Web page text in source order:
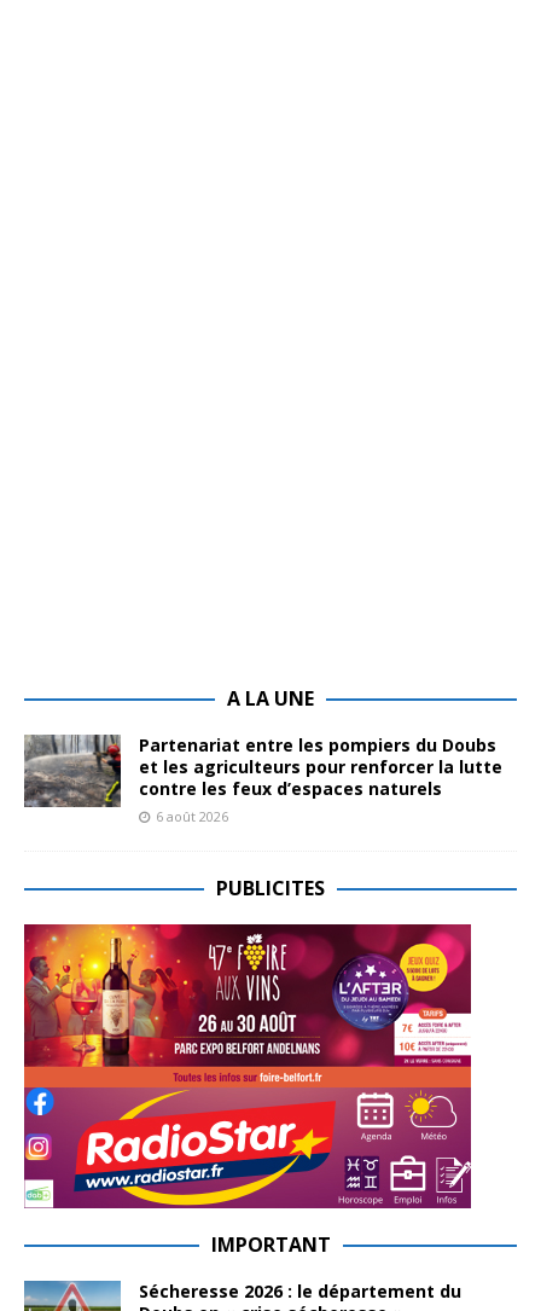
A LA UNE
Partenariat entre les pompiers du Doubs
et les agriculteurs pour renforcer la lutte
contre les feux d’espaces naturels
6 août 2026
PUBLICITES
IMPORTANT
Sécheresse 2026 : le département du